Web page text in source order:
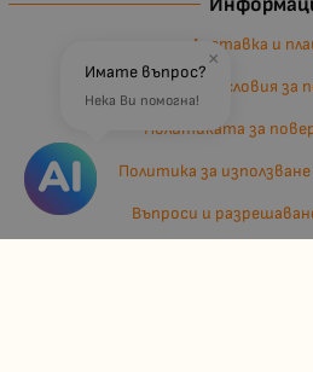
Доставка и
Общи условия за
Политиката за
Политика за
Въпроси и
×
Имате въпрос?
Нека Ви помогна!